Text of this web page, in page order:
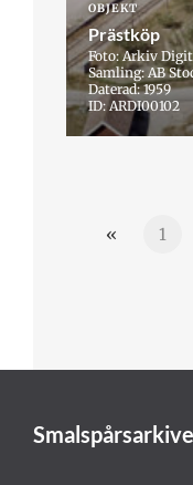
OBJEKT
Prästköp
Foto: Arkiv
Samling: AB
Daterad: 1959
ID: ARDI00102
« 1